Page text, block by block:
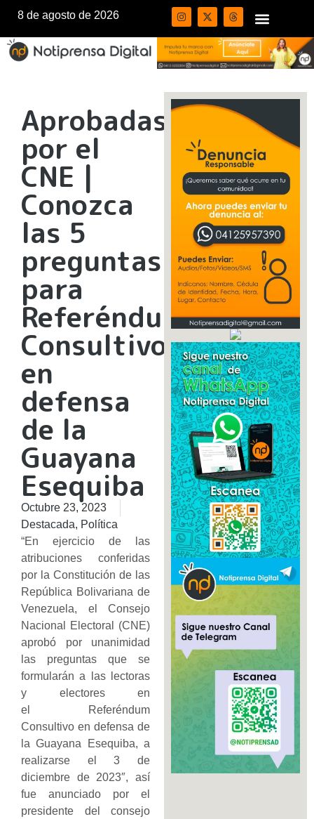
8 de agosto de 2026
Aprobadas
por el
CNE |
Conozca
las 5
preguntas
para
Referéndum
Consultivo
en
defensa
de la
Guayana
Esequiba
Octubre 23, 2023
Destacada, Política
“En ejercicio de las
atribuciones conferidas
por la Constitución de las
República Bolivariana de
Venezuela, el Consejo
Nacional Electoral (CNE)
aprobó por unanimidad
las preguntas que se
formularán a las lectoras
y electores en
el Referéndum
Consultivo en defensa de
la Guayana Esequiba, a
realizarse el 3 de
diciembre de 2023″, así
fue anunciado por el
presidente del consejo